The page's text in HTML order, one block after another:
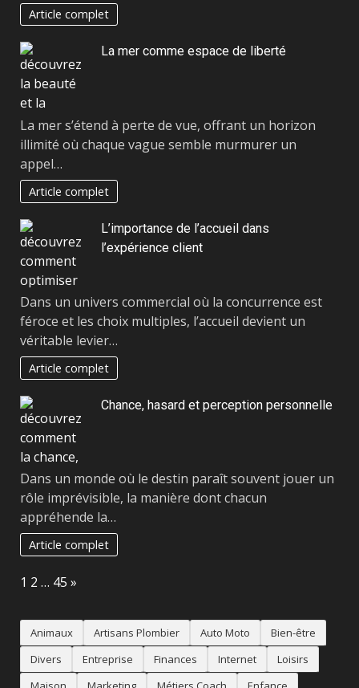
Article complet
La mer comme espace de liberté
La mer s’étend à perte de vue, offrant un horizon
illimité où chaque vague semble murmurer un
appel…
Article complet
L’importance de l’accueil dans
l’expérience client
Dans un univers commercial où la concurrence est
féroce et les choix multiples, l’accueil devient un
véritable levier…
Article complet
Chance, hasard et perception personnelle
Dans un monde où le destin paraît souvent jouer un
rôle imprévisible, la manière dont chacun
appréhende la…
Article complet
Page:
1 2 … 45 Next
»
Animaux Artisans Plombier Auto Moto
Bien-être
Divers
Entreprise Finances Internet
Loisirs